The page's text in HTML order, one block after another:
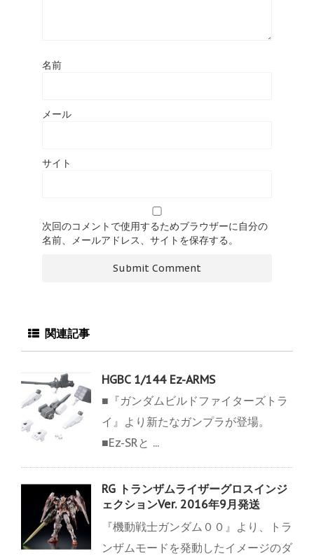
名前
メール
サイト
次回のコメントで使用するためブラウザーに自分の
名前、メールアドレス、サイトを保存する。
関連記事
HGBC 1/144 Ez-ARMS
■『ガンダムビルドファイターズトラ
イ』より新たなガンプラが登場。
■Ez-SRと ...
RG トランザムライザーグロスインジ
ェクションVer. 2016年9月発送
『機動戦士ガンダム００』より、トラ
ンザムモードを発動したイメージのダ